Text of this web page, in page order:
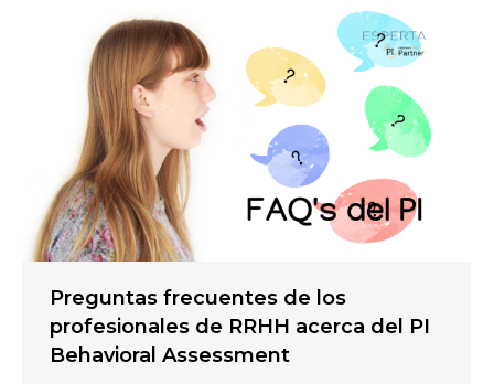
Preguntas frecuentes de los
profesionales de RRHH acerca del PI
Behavioral Assessment